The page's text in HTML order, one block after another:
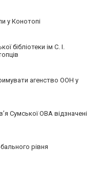
у Конотопі
бібліотеки ім С. І.
агенство ООН у
Сумської ОВА відзначені
рівня